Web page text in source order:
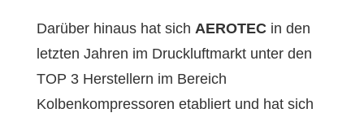
Darüber hinaus hat sich AEROTEC in den
letzten Jahren im Druckluftmarkt unter den
TOP 3 Herstellern im Bereich
Kolbenkompressoren etabliert und hat sich